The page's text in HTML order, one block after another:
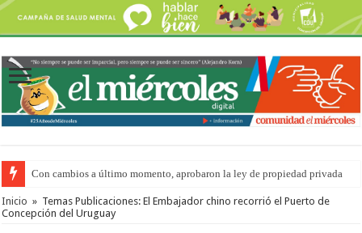
Con cambios a último momento, aprobaron la ley de propiedad privada
Adopción en Entre Ríos: el 35% de los 90 niños, niñas y adolescentes que
Inicio » Temas Publicaciones: El Embajador chino recorrió el Puerto de
Concepción del Uruguay